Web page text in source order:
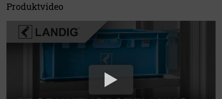
Produktvideo